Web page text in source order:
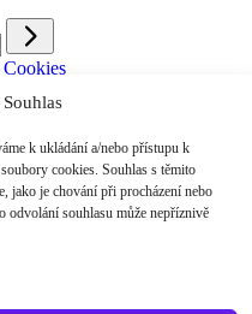
k ukládání a/nebo přístupu k
cookies. Souhlas s těmito
jako je chování při procházení nebo
odvolání souhlasu může nepříznivě
Cookies